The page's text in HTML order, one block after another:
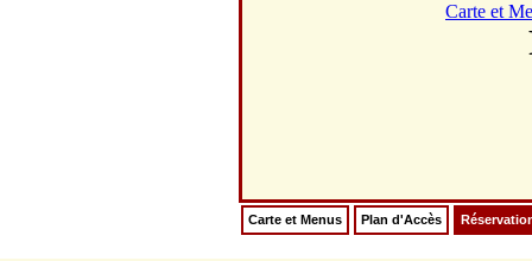
Carte et
Carte et Menus Plan d'Accès